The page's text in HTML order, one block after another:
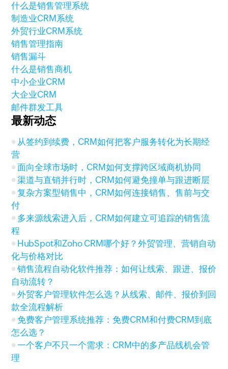
什么是销售管理系统
制造业CRM系统
外贸行业CRM系统
销售管理指南
销售漏斗
什么是销售商机
中小企业CRM
大企业CRM
邮件群发工具
最新动态
从签约到续费，CRM如何把客户服务转化为长期经
营
面向全球市场时，CRM如何支撑跨区域商机协同
渠道与直销并行时，CRM如何避免撞单与跟进断层
复杂方案型销售中，CRM如何连接销售、售前与交
付
多来源线索进入后，CRM如何建立可追踪的销售流
程
HubSpot和Zoho CRM哪个好？外贸管理、营销自动
化与价格对比
销售流程自动化软件推荐：如何让线索、跟进、报价
自动流转？
外贸客户管理软件怎么选？从线索、邮件、报价到回
款全流程解析
免费客户管理系统推荐：免费CRM和付费CRM到底
怎么选？
一个客户不只一个需求：CRM中的多产品线机会管
理